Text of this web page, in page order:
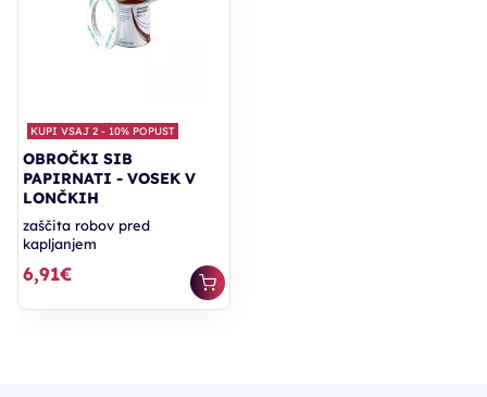
KUPI VSAJ 2 - 10% POPUST
OBROČKI SIB
PAPIRNATI - VOSEK V
LONČKIH
zaščita robov pred
kapljanjem
6,91€